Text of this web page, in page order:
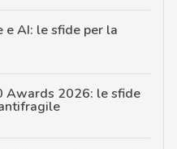
AI: le sfide per la
Awards 2026: le sfide